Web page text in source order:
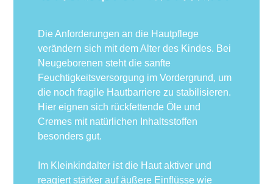
Die Anforderungen an die Hautpflege
verändern sich mit dem Alter des Kindes. Bei
Neugeborenen steht die sanfte
Feuchtigkeitsversorgung im Vordergrund, um
die noch fragile Hautbarriere zu stabilisieren.
Hier eignen sich rückfettende Öle und
Cremes mit natürlichen Inhaltsstoffen
besonders gut.
Im Kleinkindalter ist die Haut aktiver und
reagiert stärker auf äußere Einflüsse wie